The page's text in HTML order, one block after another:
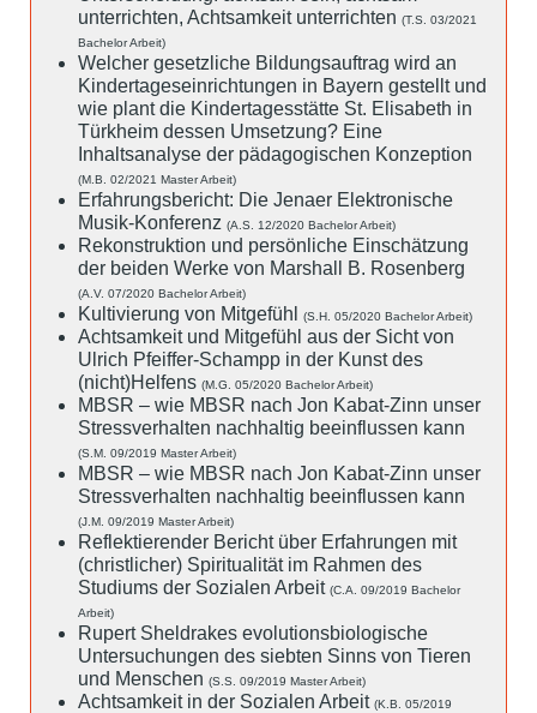
unterrichten, Achtsamkeit unterrichten (T.S. 03/2021
Bachelor Arbeit)
Welcher gesetzliche Bildungsauftrag wird an
Kindertageseinrichtungen in Bayern gestellt und
wie plant die Kindertagesstätte St. Elisabeth in
Türkheim dessen Umsetzung? Eine
Inhaltsanalyse der pädagogischen Konzeption
(M.B. 02/2021 Master Arbeit)
Erfahrungsbericht: Die Jenaer Elektronische
Musik-Konferenz (A.S. 12/2020 Bachelor Arbeit)
Rekonstruktion und persönliche Einschätzung
der beiden Werke von Marshall B. Rosenberg
(A.V. 07/2020 Bachelor Arbeit)
Kultivierung von Mitgefühl (S.H. 05/2020 Bachelor Arbeit)
Achtsamkeit und Mitgefühl aus der Sicht von
Ulrich Pfeiffer-Schampp in der Kunst des
(nicht)Helfens (M.G. 05/2020 Bachelor Arbeit)
MBSR – wie MBSR nach Jon Kabat-Zinn unser
Stressverhalten nachhaltig beeinflussen kann
(S.M. 09/2019 Master Arbeit)
MBSR – wie MBSR nach Jon Kabat-Zinn unser
Stressverhalten nachhaltig beeinflussen kann
(J.M. 09/2019 Master Arbeit)
Reflektierender Bericht über Erfahrungen mit
(christlicher) Spiritualität im Rahmen des
Studiums der Sozialen Arbeit (C.A. 09/2019 Bachelor
Arbeit)
Rupert Sheldrakes evolutionsbiologische
Untersuchungen des siebten Sinns von Tieren
und Menschen (S.S. 09/2019 Master Arbeit)
Achtsamkeit in der Sozialen Arbeit (K.B. 05/2019